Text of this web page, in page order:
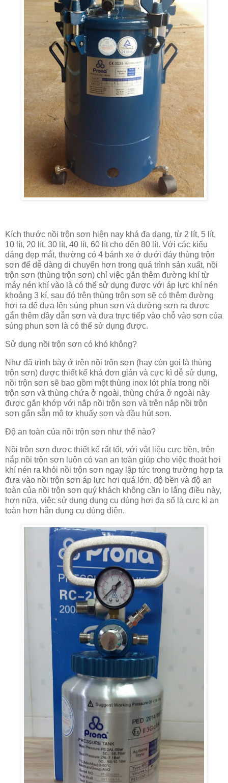
Kích thước nồi trộn sơn hiện nay khá đa dạng, từ 2 lít, 5 lít,
10 lít, 20 lít, 30 lít, 40 lít, 60 lít cho đến 80 lít. Với các kiểu
dáng đẹp mắt, thường có 4 bánh xe ở dưới đáy thùng trộn
sơn để dễ dàng di chuyển hơn trong quá trình sản xuất, nồi
trộn sơn (thùng trộn sơn) chỉ việc gắn thêm đường khí từ
máy nén khí vào là có thể sử dụng được với áp lực khí nén
khoảng 3 kí, sau đó trên thùng trộn sơn sẽ có thêm đường
hơi ra để đưa lên súng phun sơn và đường sơn ra được
gắn thêm dây dẫn sơn và đưa trực tiếp vào chỗ vào sơn của
súng phun sơn là có thể sử dụng được.
Sử dụng nồi trộn sơn có khó không?
Như đã trình bày ở trên nồi trộn sơn (hay còn gọi là thùng
trộn sơn) được thiết kế khá đơn giản và cực kì dễ sử dụng,
nồi trộn sơn sẽ bao gồm một thùng inox lót phía trong nồi
trộn sơn và thùng chứa ở ngoài, thùng chứa ở ngoài này
được gắn khớp với nắp nồi trộn sơn và trên nắp nồi trộn
sơn gắn sẵn mô tơ khuấy sơn và đầu hút sơn.
Độ an toàn của nồi trộn sơn như thế nào?
Nồi trộn sơn được thiết kế rất tốt, với vật liệu cực bền, trên
nắp nồi trộn sơn luôn có van an toàn giúp cho việc thoát hơi
khí nén ra khỏi nồi trộn sơn ngay lập tức trong trường hợp ta
đưa vào nồi trộn sơn áp lực hơi quá lớn, độ bền và độ an
toàn của nồi trộn sơn quý khách không cần lo lắng điều này,
hơn nữa, việc sử dụng dụng cụ dùng hơi đa số là cực kì an
toàn hơn hẳn dụng cụ dùng điện.